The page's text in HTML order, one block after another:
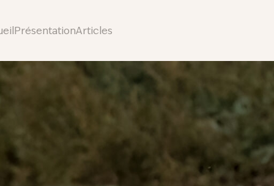
PrésentationArticles